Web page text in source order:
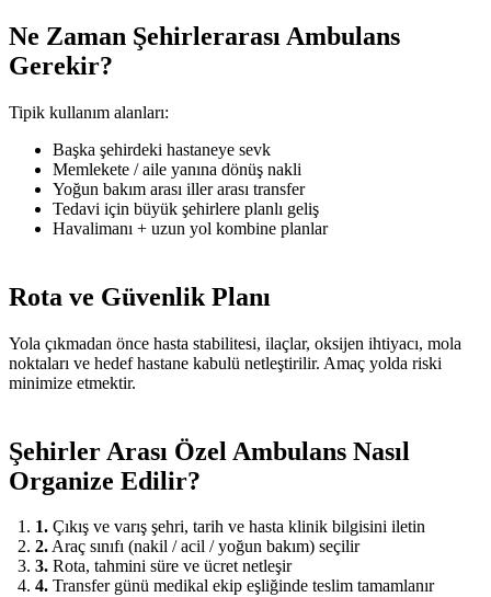
Ne Zaman Şehirlerarası Ambulans
Gerekir?
Tipik kullanım alanları:
Başka şehirdeki hastaneye sevk
Memlekete / aile yanına dönüş nakli
Yoğun bakım arası iller arası transfer
Tedavi için büyük şehirlere planlı geliş
Havalimanı + uzun yol kombine planlar
Rota ve Güvenlik Planı
Yola çıkmadan önce hasta stabilitesi, ilaçlar, oksijen ihtiyacı, mola
noktaları ve hedef hastane kabulü netleştirilir. Amaç yolda riski
minimize etmektir.
Şehirler Arası Özel Ambulans Nasıl
Organize Edilir?
1. Çıkış ve varış şehri, tarih ve hasta klinik bilgisini iletin
2.Araç sınıfı (nakil / acil / yoğun bakım) seçilir
3. Rota, tahmini süre ve ücret netleşir
4. Transfer günü medikal ekip eşliğinde teslim tamamlanır